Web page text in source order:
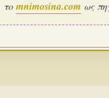
το mnimosina.com ως